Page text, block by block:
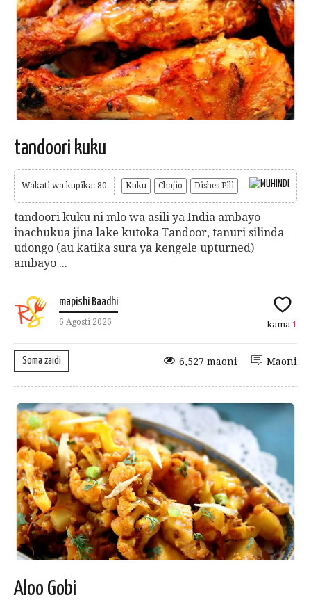
tandoori kuku
Wakati wa kupika: 80 Kuku Chajio Dishes Pili
tandoori kuku ni mlo wa asili ya India ambayo
inachukua jina lake kutoka Tandoor, tanuri silinda
udongo (au katika sura ya kengele upturned)
ambayo ...
mapishi Baadhi
6 Agosti 2026 kama 1
Soma zaidi Maoni
6,527 maoni
Aloo Gobi